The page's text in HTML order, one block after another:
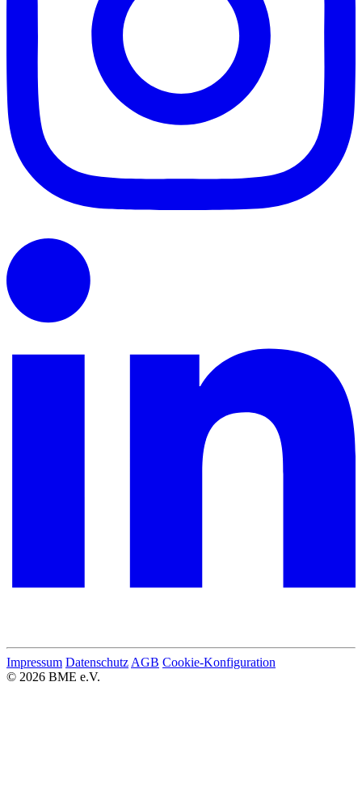
Impressum Datenschutz AGB Cookie-Konfiguration
© 2026 BME e.V.